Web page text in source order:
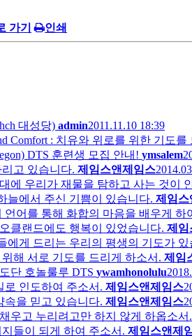
가기 인쇄
대성당) admin2011.11.10 18:39
Comfort : 치유와 위로를 위한 기도
DTS 훈련생 모집 안내! ymsalem
고 있습니다. 제임스앤제임스
에 우리가 재물을 탐하고 사는 것이
늘에서 주신 기쁨이 있습니다. 제임스
언어를 통해 화합의 마음을 배우게 하
클랜드에도 행복이 있었습니다. 제임
에게 드리는 우리의 평생의 기도가 있
해 서로 기도를 드리게 하소서. 제임
단 호놀룰루 DTS ywamhonolulu
로 인도하여 주소서. 제임스앤제임스
속을 믿고 있습니다. 제임스앤제임스
우고 누리려고만 하지 않게 하옵소서.
들이 되게 하여 주소서. 제임스앤제